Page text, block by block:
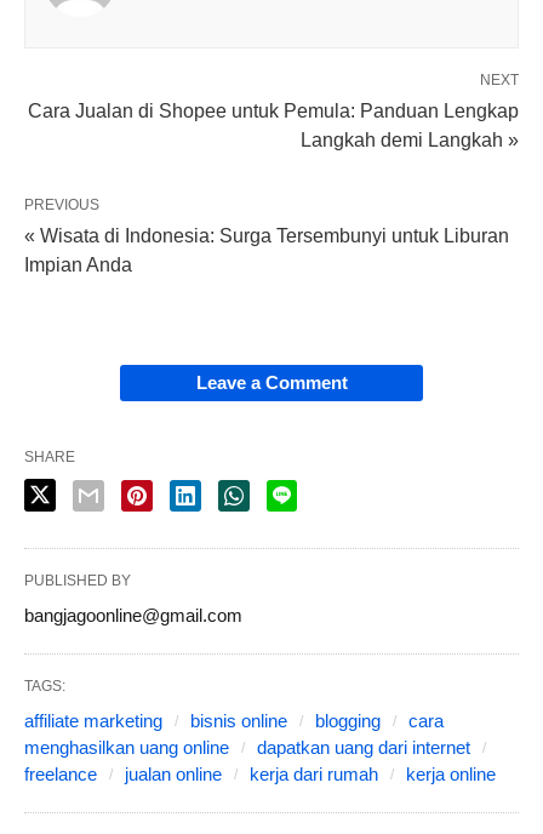
NEXT
Cara Jualan di Shopee untuk Pemula: Panduan Lengkap
Langkah demi Langkah »
PREVIOUS
« Wisata di Indonesia: Surga Tersembunyi untuk Liburan
Impian Anda
Leave a Comment
SHARE
PUBLISHED BY
bangjagoonline@gmail.com
TAGS:
affiliate marketing bisnis online blogging
cara
menghasilkan uang online
dapatkan uang dari internet
freelance
jualan online kerja dari rumah kerja online